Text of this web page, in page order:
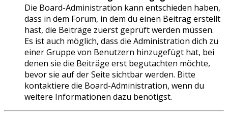
Die Board-Administration kann entschieden haben,
dass in dem Forum, in dem du einen Beitrag erstellt
hast, die Beiträge zuerst geprüft werden müssen.
Es ist auch möglich, dass die Administration dich zu
einer Gruppe von Benutzern hinzugefügt hat, bei
denen sie die Beiträge erst begutachten möchte,
bevor sie auf der Seite sichtbar werden. Bitte
kontaktiere die Board-Administration, wenn du
weitere Informationen dazu benötigst.